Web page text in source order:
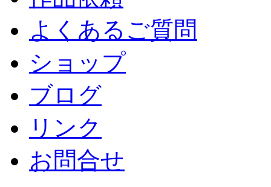
よくあるご質問
ショップ
ブログ
リンク
お問合せ